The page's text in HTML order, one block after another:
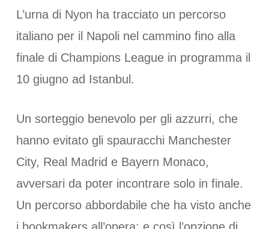
L’urna di Nyon ha tracciato un percorso
italiano per il Napoli nel cammino fino alla
finale di Champions League in programma il
10 giugno ad Istanbul.
Un sorteggio benevolo per gli azzurri, che
hanno evitato gli spauracchi Manchester
City, Real Madrid e Bayern Monaco,
avversari da poter incontrare solo in finale.
Un percorso abbordabile che ha visto anche